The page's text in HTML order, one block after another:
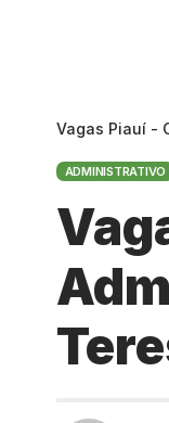
Vagas Piauí -
ADMINISTRATIVO